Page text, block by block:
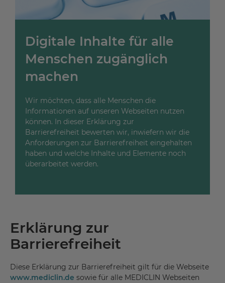
Digitale Inhalte für alle
Menschen zugänglich
machen
Wir möchten, dass alle Menschen die
Informationen auf unseren Webseiten nutzen
können. In dieser Erklärung zur
Barrierefreiheit bewerten wir, inwiefern wir die
Anforderungen zur Barrierefreiheit eingehalten
haben und welche Inhalte und Elemente noch
überarbeitet werden.
Erklärung zur
Barrierefreiheit
Diese Erklärung zur Barrierefreiheit gilt für die Webseite
www.mediclin.de sowie für alle MEDICLIN Webseiten